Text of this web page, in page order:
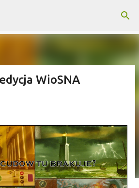
do głównej zawartości
WioSNA